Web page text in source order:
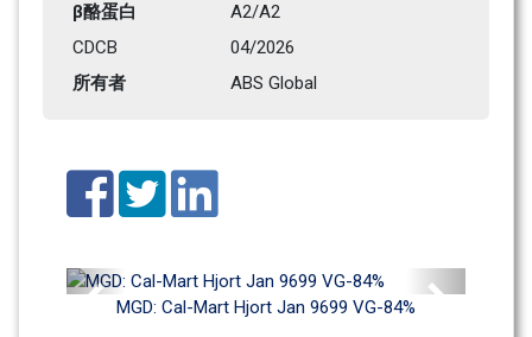
β酪蛋白
A2/A2
CDCB
04/2026
所有者
ABS Global
MGD: Cal-Mart Hjort Jan 9699 VG-84%
Previous